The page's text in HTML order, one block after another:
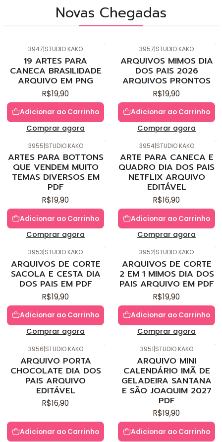
Novas Chegadas
3947|STUDIO KAKO
19 ARTES PARA
CANECA BRASILIDADE
ARQUIVO EM PNG
R$19,90
Adicionar ao Carrinho
Comprar agora
3957|STUDIO KAKO
ARQUIVOS MIMOS DIA
DOS PAIS 2026
ARQUIVOS PRONTOS
R$19,90
Adicionar ao Carrinho
Comprar agora
3955|STUDIO KAKO
ARTES PARA BOTTONS
QUE VENDEM MUITO
TEMAS DIVERSOS EM
PDF
R$19,90
Adicionar ao Carrinho
Comprar agora
3954|STUDIO KAKO
ARTE PARA CANECA E
QUADRO DIA DOS PAIS
NETFLIX ARQUIVO
EDITÁVEL
R$16,90
Adicionar ao Carrinho
Comprar agora
3953|STUDIO KAKO
ARQUIVOS DE CORTE
SACOLA E CESTA DIA
DOS PAIS EM PDF
R$19,90
Adicionar ao Carrinho
Comprar agora
3952|STUDIO KAKO
ARQUIVOS DE CORTE
2 EM 1 MIMOS DIA DOS
PAIS ARQUIVO EM PDF
R$19,90
Adicionar ao Carrinho
Comprar agora
3956|STUDIO KAKO
ARQUIVO PORTA
CHOCOLATE DIA DOS
PAIS ARQUIVO
EDITÁVEL
R$16,90
Adicionar ao Carrinho
3951|STUDIO KAKO
ARQUIVO MINI
CALENDÁRIO IMÃ DE
GELADEIRA SANTANA
E SÃO JOAQUIM 2027
PDF
R$19,90
Adicionar ao Carrinho